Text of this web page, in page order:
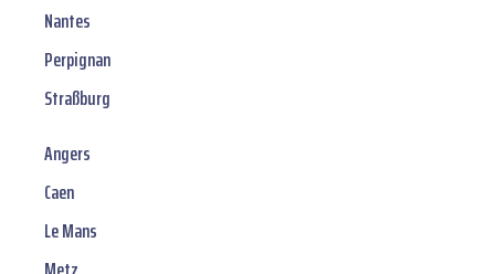
Nantes
Perpignan
Straßburg
Angers
Caen
Le Mans